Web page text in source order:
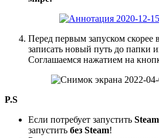
Перед первым запуском скорее
записать новый путь до папки
Соглашаемся нажатием на
P.S
Если потребует запустить
запустить без Steam!